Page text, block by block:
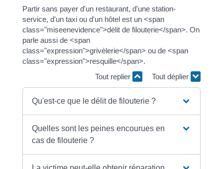
Partir sans payer d'un restaurant, d'une station-
service, d'un taxi ou d'un hôtel est un <span
class="miseenevidence">délit de filouterie</span>. On
parle aussi de <span
class="expression">grivèlerie</span> ou de <span
class="expression">resquille</span>.
Tout replier
Tout déplier
Qu'est-ce que le délit de filouterie ?
Quelles sont les peines encourues en
cas de filouterie ?